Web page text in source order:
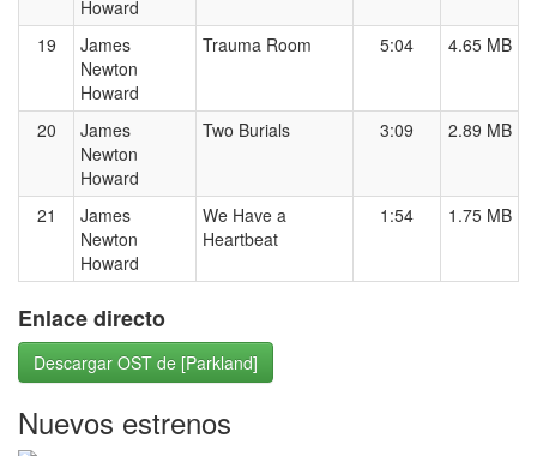
Howard
19
James
Newton
Howard
Trauma Room 5:04 4.65 MB
20
James
Newton
Howard
Two Burials 3:09 2.89 MB
21
James
Newton
Howard
We Have a
Heartbeat
1:54 1.75 MB
Enlace directo
Descargar OST de [Parkland]
Nuevos estrenos